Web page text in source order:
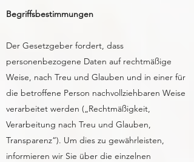
Begriffsbestimmungen
Der Gesetzgeber fordert, dass
personenbezogene Daten auf rechtmäßige
Weise, nach Treu und Glauben und in einer für
die betroffene Person nachvollziehbaren Weise
verarbeitet werden („Rechtmäßigkeit,
Verarbeitung nach Treu und Glauben,
Transparenz“). Um dies zu gewährleisten,
informieren wir Sie über die einzelnen